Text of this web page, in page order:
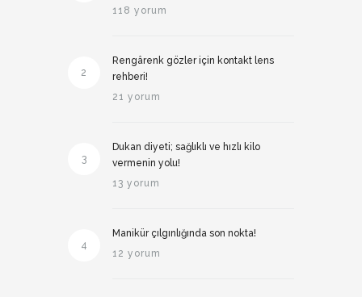
118 yorum
2
Rengârenk gözler için kontakt lens
rehberi!
21 yorum
3
Dukan diyeti; sağlıklı ve hızlı kilo
vermenin yolu!
13 yorum
4
Manikür çılgınlığında son nokta!
12 yorum